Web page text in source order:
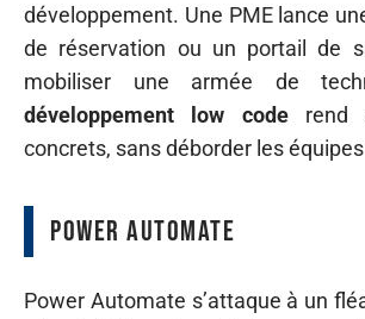
développement. Une PME lance
de réservation ou un portail de
mobiliser une armée de
développement low coderend
concrets, sans déborder les équipes
Power Automate
Power Automate s’attaque à un